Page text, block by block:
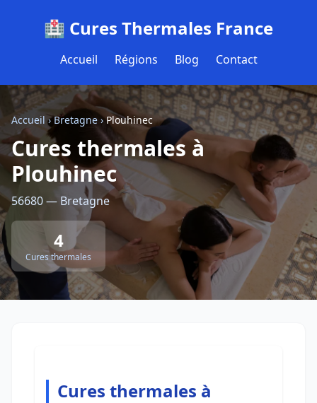
🏥 Cures Thermales France
Accueil Régions Blog Contact
Accueil ›Bretagne ›Plouhinec
Cures thermales à
Plouhinec
56680 — Bretagne
4
Cures thermales
Cures thermales à